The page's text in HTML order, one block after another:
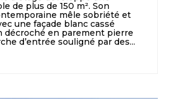
de plus de 150 m². Son
mêle sobriété et
une façade blanc cassé
décroché en parement pierre
d’entrée souligné par des...